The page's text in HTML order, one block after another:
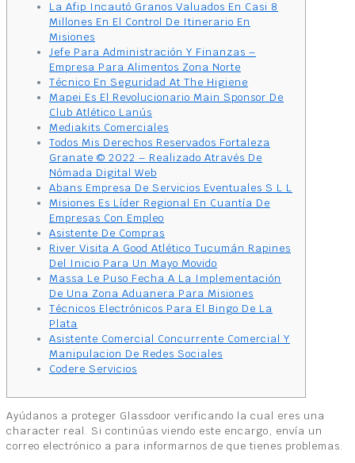
La Afip Incautó Granos Valuados En Casi 8
Millones En El Control De Itinerario En
Misiones
Jefe Para Administración Y Finanzas –
Empresa Para Alimentos Zona Norte
Técnico En Seguridad At The Higiene
Mapei Es El Revolucionario Main Sponsor De
Club Atlético Lanús
Mediakits Comerciales
Todos Mis Derechos Reservados Fortaleza
Granate © 2022 – Realizado Através De
Nómada Digital Web
Abans Empresa De Servicios Eventuales S L L
Misiones Es Líder Regional En Cuantía De
Empresas Con Empleo
Asistente De Compras
River Visita A Good Atlético Tucumán Rapines
Del Inicio Para Un Mayo Movido
Massa Le Puso Fecha A La Implementación
De Una Zona Aduanera Para Misiones
Técnicos Electrónicos Para El Bingo De La
Plata
Asistente Comercial Concurrente Comercial Y
Manipulacion De Redes Sociales
Codere Servicios
Ayúdanos a proteger Glassdoor verificando la cual eres una
character real. Si continúas viendo este encargo, envía un
correo electrónico a para informarnos de que tienes problemas.